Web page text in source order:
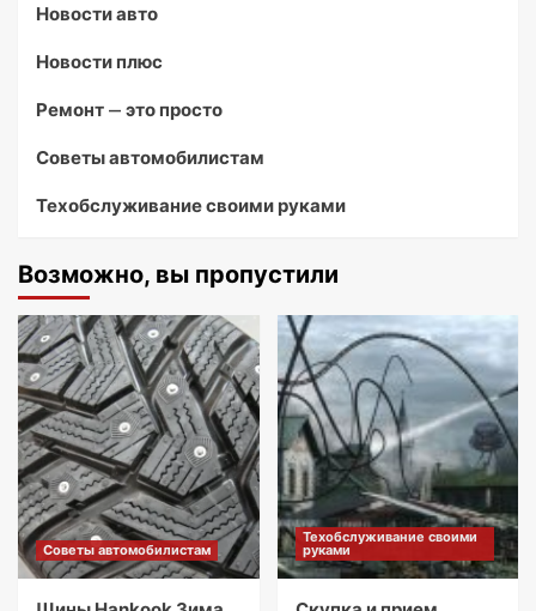
Новости авто
Новости плюс
Ремонт — это просто
Советы автомобилистам
Техобслуживание своими руками
Возможно, вы пропустили
Советы автомобилистам
Техобслуживание своими
руками